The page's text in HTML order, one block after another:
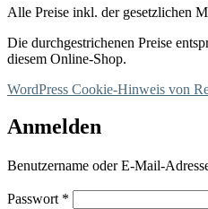
Alle Preise inkl. der gesetzlichen
Die durchgestrichenen Preise
diesem Online-Shop.
WordPress Cookie-Hinweis von
Anmelden
Benutzername oder E-Mail-
Passwort *